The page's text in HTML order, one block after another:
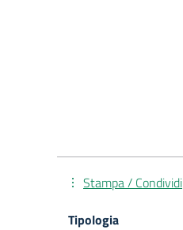
Stampa / Condividi
Tipologia